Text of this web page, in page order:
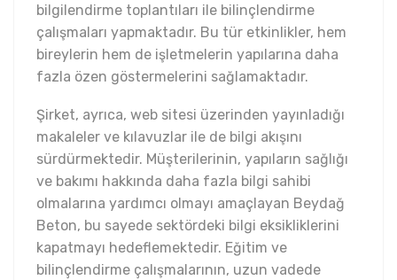
bilgilendirme toplantıları ile bilinçlendirme
çalışmaları yapmaktadır. Bu tür etkinlikler, hem
bireylerin hem de işletmelerin yapılarına daha
fazla özen göstermelerini sağlamaktadır.
Şirket, ayrıca, web sitesi üzerinden yayınladığı
makaleler ve kılavuzlar ile de bilgi akışını
sürdürmektedir. Müşterilerinin, yapıların sağlığı
ve bakımı hakkında daha fazla bilgi sahibi
olmalarına yardımcı olmayı amaçlayan Beydağ
Beton, bu sayede sektördeki bilgi eksikliklerini
kapatmayı hedeflemektedir. Eğitim ve
bilinçlendirme çalışmalarının, uzun vadede